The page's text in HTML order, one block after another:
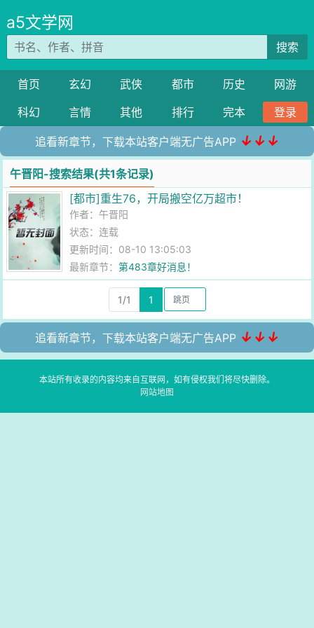
a5文学网
搜索
首页 玄幻 武侠 都市 历史
网游
科幻
言情 其他 排行 完本 登录
追看新章节，下载本站客户端无广告APP ↓↓↓
午晋阳-搜索结果(共1条记录)
[都市]重生76，开局搬空亿万超市！
作者：午晋阳
状态：连载
更新时间：08-10 13:05:03
最新章节：第483章好消息！
1/1 1
追看新章节，下载本站客户端无广告APP ↓↓↓
本站所有收录的内容均来自互联网，如有侵权我们将尽快删除。
网站地图